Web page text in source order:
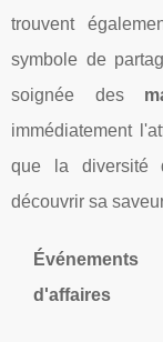
trouvent
symbole de
soignée des
immédiatement
que la diversité
découvrir sa
d'affaires